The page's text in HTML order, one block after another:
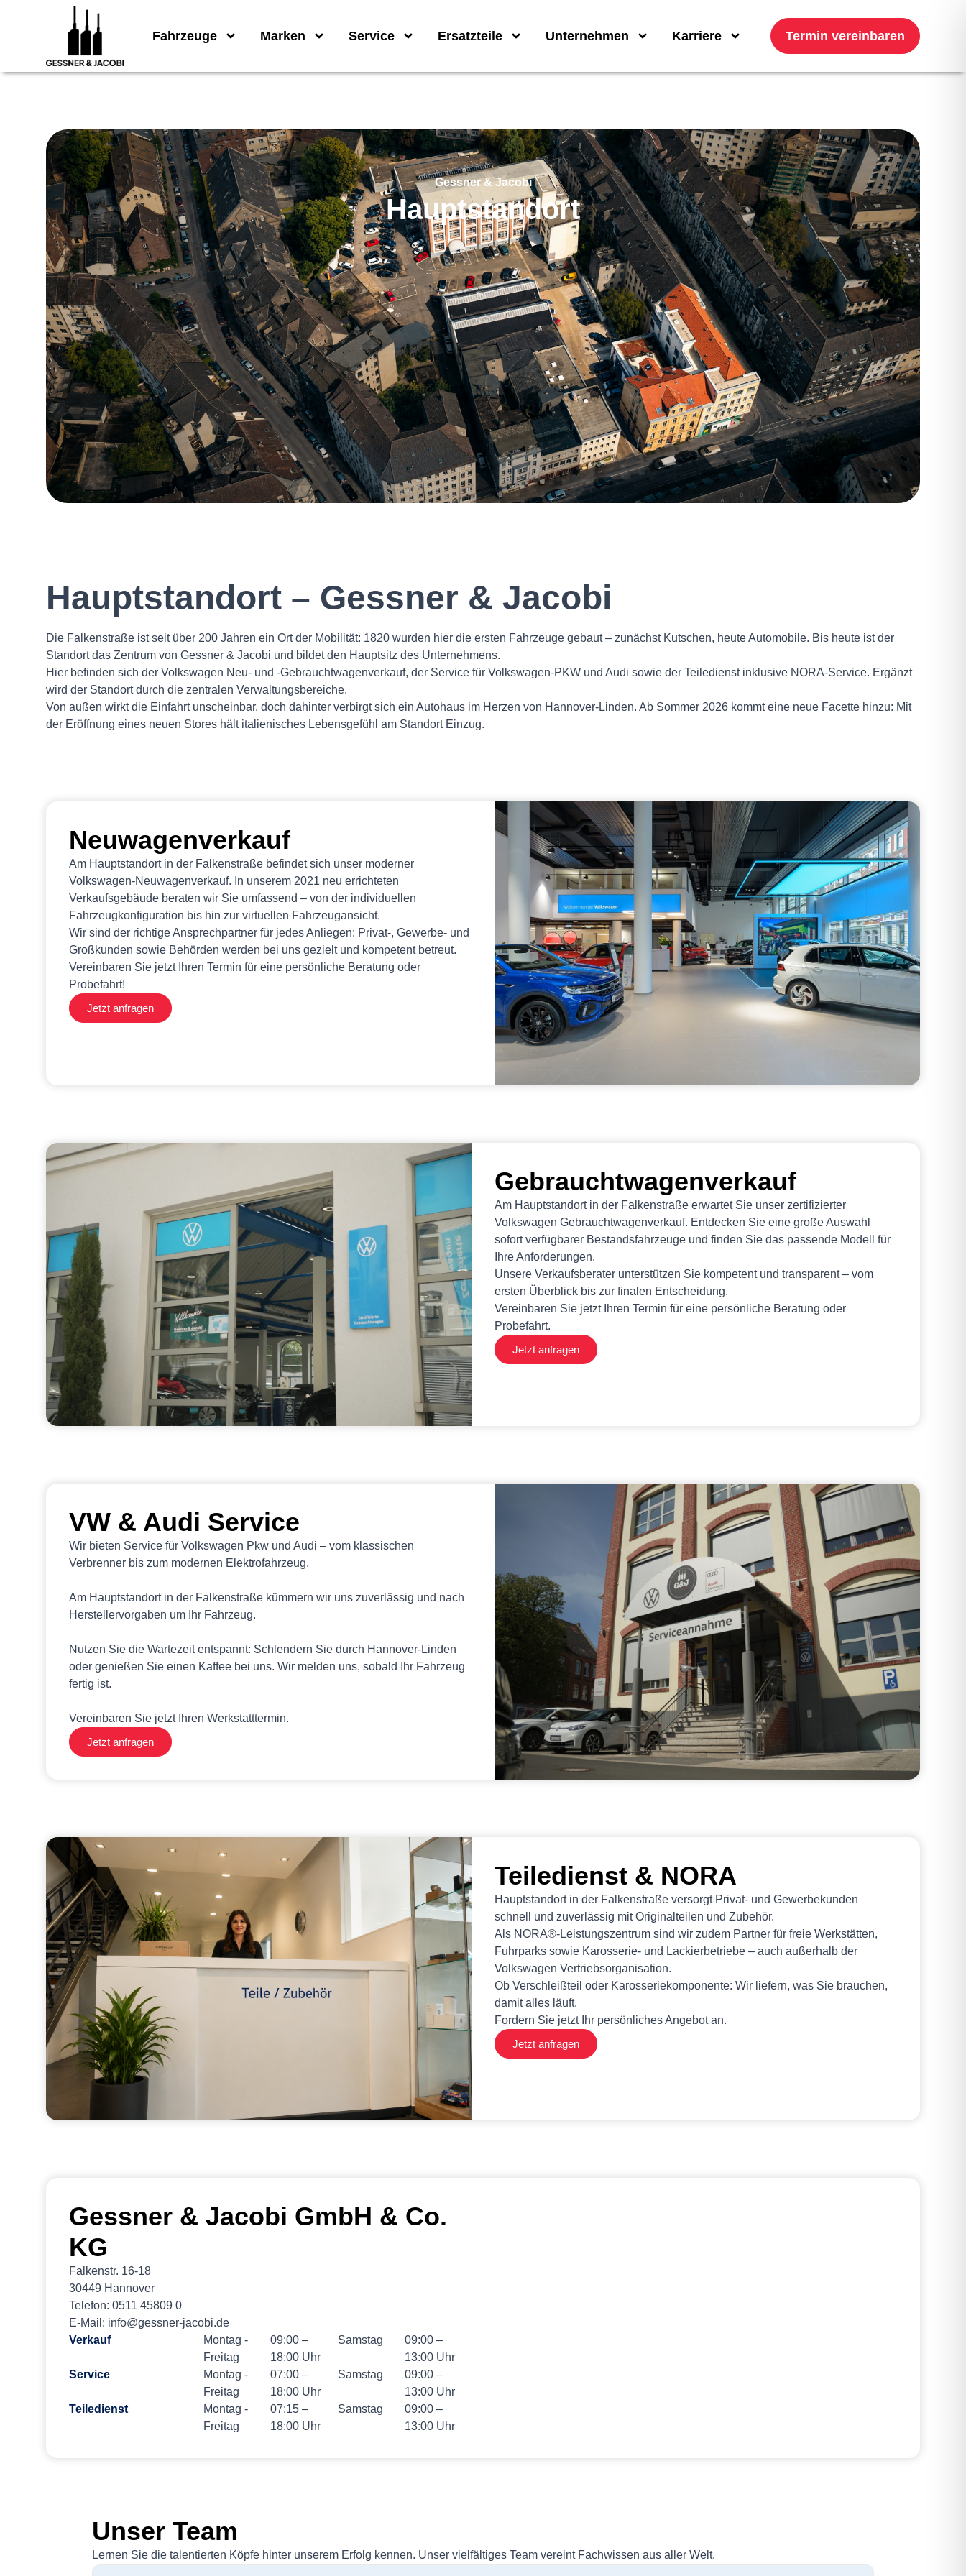
Fahrzeuge Marken Service Ersatzteile Unternehmen Karriere Termin vereinbaren
Gessner & Jacobi
Hauptstandort
Hauptstandort – Gessner & Jacobi
Die Falkenstraße ist seit über 200 Jahren ein Ort der Mobilität: 1820 wurden hier die ersten Fahrzeuge gebaut – zunächst Kutschen, heute Automobile. Bis heute ist der
Standort das Zentrum von Gessner & Jacobi und bildet den Hauptsitz des Unternehmens.
Hier befinden sich der Volkswagen Neu- und -Gebrauchtwagenverkauf, der Service für Volkswagen-PKW und Audi sowie der Teiledienst inklusive NORA-Service. Ergänzt
wird der Standort durch die zentralen Verwaltungsbereiche.
Von außen wirkt die Einfahrt unscheinbar, doch dahinter verbirgt sich ein Autohaus im Herzen von Hannover-Linden. Ab Sommer 2026 kommt eine neue Facette hinzu: Mit
der Eröffnung eines neuen Stores hält italienisches Lebensgefühl am Standort Einzug.
Neuwagenverkauf
Am Hauptstandort in der Falkenstraße befindet sich unser moderner
Volkswagen-Neuwagenverkauf. In unserem 2021 neu errichteten
Verkaufsgebäude beraten wir Sie umfassend – von der individuellen
Fahrzeugkonfiguration bis hin zur virtuellen Fahrzeugansicht.
Wir sind der richtige Ansprechpartner für jedes Anliegen: Privat-, Gewerbe- und
Großkunden sowie Behörden werden bei uns gezielt und kompetent betreut.
Vereinbaren Sie jetzt Ihren Termin für eine persönliche Beratung oder
Probefahrt!
Jetzt anfragen
Gebrauchtwagenverkauf
Am Hauptstandort in der Falkenstraße erwartet Sie unser zertifizierter
Volkswagen Gebrauchtwagenverkauf. Entdecken Sie eine große Auswahl
sofort verfügbarer Bestandsfahrzeuge und finden Sie das passende Modell für
Ihre Anforderungen.
Unsere Verkaufsberater unterstützen Sie kompetent und transparent – vom
ersten Überblick bis zur finalen Entscheidung.
Vereinbaren Sie jetzt Ihren Termin für eine persönliche Beratung oder
Probefahrt.
Jetzt anfragen
VW & Audi Service
Wir bieten Service für Volkswagen Pkw und Audi – vom klassischen
Verbrenner bis zum modernen Elektrofahrzeug.
Am Hauptstandort in der Falkenstraße kümmern wir uns zuverlässig und nach
Herstellervorgaben um Ihr Fahrzeug.
Nutzen Sie die Wartezeit entspannt: Schlendern Sie durch Hannover-Linden
oder genießen Sie einen Kaffee bei uns. Wir melden uns, sobald Ihr Fahrzeug
fertig ist.
Vereinbaren Sie jetzt Ihren Werkstatttermin.
Jetzt anfragen
Teiledienst & NORA
Hauptstandort in der Falkenstraße versorgt Privat- und Gewerbekunden
schnell und zuverlässig mit Originalteilen und Zubehör.
Als NORA®-Leistungszentrum sind wir zudem Partner für freie Werkstätten,
Fuhrparks sowie Karosserie- und Lackierbetriebe – auch außerhalb der
Volkswagen Vertriebsorganisation.
Ob Verschleißteil oder Karosseriekomponente: Wir liefern, was Sie brauchen,
damit alles läuft.
Fordern Sie jetzt Ihr persönliches Angebot an.
Jetzt anfragen
Gessner & Jacobi GmbH & Co.
KG
Falkenstr. 16-18
30449 Hannover
Telefon: 0511 45809 0
E-Mail: info@gessner-jacobi.de
Verkauf
Montag -
Freitag
09:00 –
18:00 Uhr
Samstag
09:00 –
13:00 Uhr
Service
Montag -
Freitag
07:00 –
18:00 Uhr
Samstag
09:00 –
13:00 Uhr
Teiledienst
Montag -
Freitag
07:15 –
18:00 Uhr
Samstag
09:00 –
13:00 Uhr
Unser Team
Lernen Sie die talentierten Köpfe hinter unserem Erfolg kennen. Unser vielfältiges Team vereint Fachwissen aus aller Welt.